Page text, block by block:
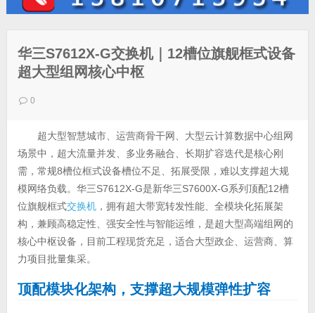
华三S7612X-G交换机｜12槽位旗舰框式设备
超大型组网核心中枢
0
超大型智慧城市、运营商骨干网、大型云计算数据中心组网
场景中，超大流量并发、多业务融合、长期扩容迭代是核心刚
需，常规8槽位框式设备槽位不足、拓展受限，难以支撑超大规
模网络负载。华三S7612X-G是新华三S7600X-G系列顶配12槽
位旗舰框式交换机，拥有超大带宽转发性能、全模块化拓展架
构，兼顾高稳定性、强安全性与智能运维，是超大型高端组网的
核心中枢设备，目前工程现货充足，适合大型政企、运营商、算
力项目批量集采。
顶配模块化架构，支撑超大规模弹性扩容